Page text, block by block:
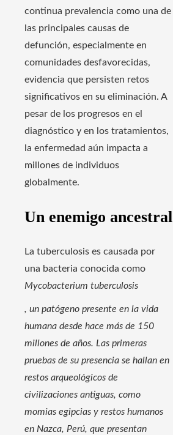
continua prevalencia como una de
las principales causas de
defunción, especialmente en
comunidades desfavorecidas,
evidencia que persisten retos
significativos en su eliminación. A
pesar de los progresos en el
diagnóstico y en los tratamientos,
la enfermedad aún impacta a
millones de individuos
globalmente.
Un enemigo ancestral
La tuberculosis es causada por
una bacteria conocida como
Mycobacterium tuberculosis
, un patógeno presente en la vida
humana desde hace más de 150
millones de años. Las primeras
pruebas de su presencia se hallan en
restos arqueológicos de
civilizaciones antiguas, como
momias egipcias y restos humanos
en Nazca, Perú, que presentan